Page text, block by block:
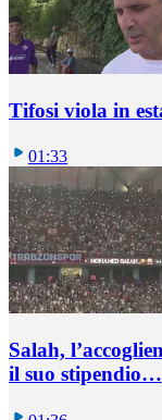
Tifosi viola in
01:33
Salah,
il suo stipendio…